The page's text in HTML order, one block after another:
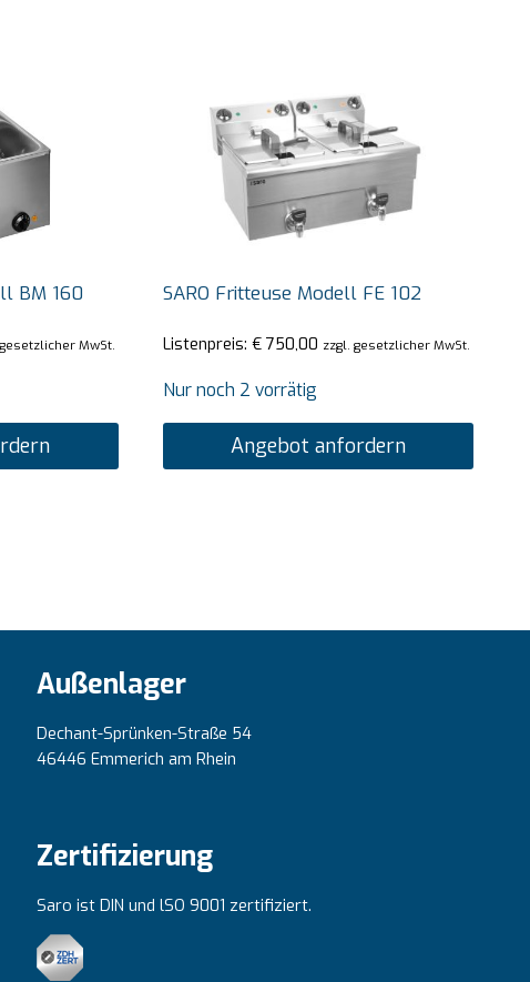
BM 160
MwSt.
SARO Fritteuse Modell FE 102
Listenpreis: €750,00 zzgl. gesetzlicher MwSt.
Nur noch 2 vorrätig
Angebot anfordern
Außenlager
Dechant-Sprünken-Straße 54
46446 Emmerich am Rhein
Zertifizierung
Saro ist DIN und lSO 9001 zertifiziert.